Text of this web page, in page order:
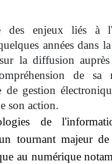
des enjeux liés à
années dans
la diffusion
de
gestion
son action.
de
tournant majeur
au numérique